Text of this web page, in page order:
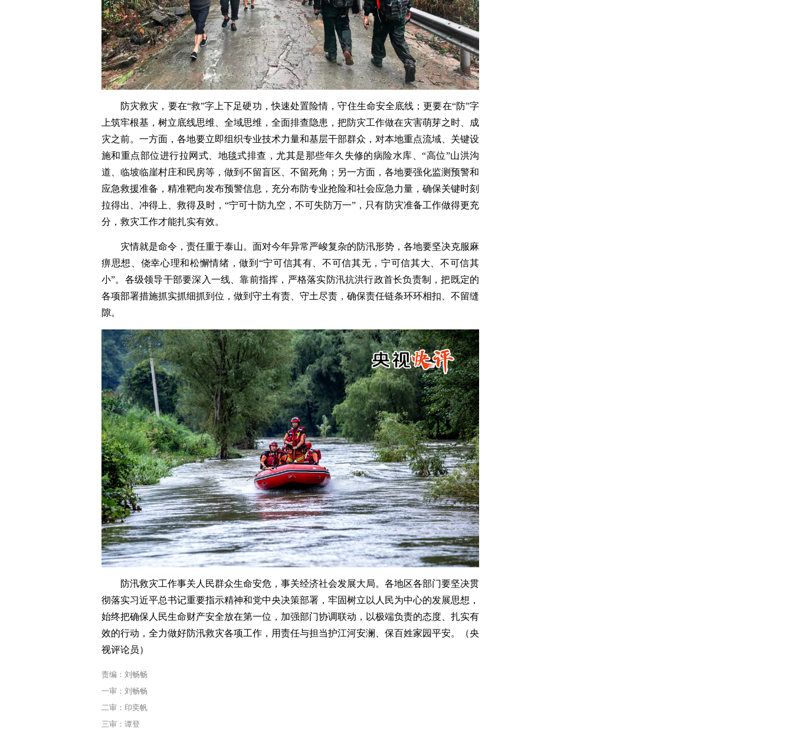
防灾救灾，要在“救”字上下足硬功，快速处置险情，守住生命安全底线；更要在“防”字
上筑牢根基，树立底线思维、全域思维，全面排查隐患，把防灾工作做在灾害萌芽之时、成
灾之前。一方面，各地要立即组织专业技术力量和基层干部群众，对本地重点流域、关键设
施和重点部位进行拉网式、地毯式排查，尤其是那些年久失修的病险水库、“高位”山洪沟
道、临坡临崖村庄和民房等，做到不留盲区、不留死角；另一方面，各地要强化监测预警和
应急救援准备，精准靶向发布预警信息，充分布防专业抢险和社会应急力量，确保关键时刻
拉得出、冲得上、救得及时，“宁可十防九空，不可失防万一”，只有防灾准备工作做得更充
分，救灾工作才能扎实有效。
灾情就是命令，责任重于泰山。面对今年异常严峻复杂的防汛形势，各地要坚决克服麻
痹思想、侥幸心理和松懈情绪，做到“宁可信其有、不可信其无，宁可信其大、不可信其
小”。各级领导干部要深入一线、靠前指挥，严格落实防汛抗洪行政首长负责制，把既定的
各项部署措施抓实抓细抓到位，做到守土有责、守土尽责，确保责任链条环环相扣、不留缝
隙。
防汛救灾工作事关人民群众生命安危，事关经济社会发展大局。各地区各部门要坚决贯
彻落实习近平总书记重要指示精神和党中央决策部署，牢固树立以人民为中心的发展思想，
始终把确保人民生命财产安全放在第一位，加强部门协调联动，以极端负责的态度、扎实有
效的行动，全力做好防汛救灾各项工作，用责任与担当护江河安澜、保百姓家园平安。（央
视评论员）
责编：刘畅畅
一审：刘畅畅
二审：印奕帆
三审：谭登